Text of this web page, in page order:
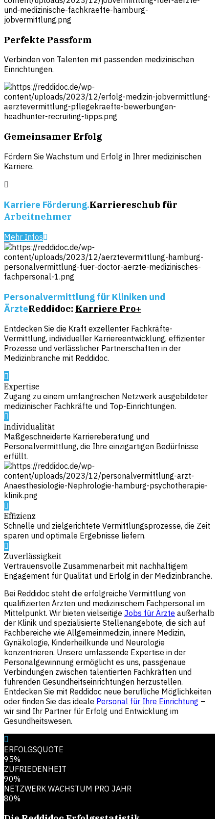
Perfekte Passform
Verbinden von Talenten mit passenden medizinischen
Einrichtungen.
Gemeinsamer Erfolg
Fördern Sie Wachstum und Erfolg in Ihrer medizinischen
Karriere.
Karriere Förderung.Karriereschub für
Arbeitnehmer
Mehr Infos
Personalvermittlung für Kliniken und
ÄrzteReddidoc: Karriere Pro+
Entdecken Sie die Kraft exzellenter Fachkräfte-
Vermittlung, individueller Karriereentwicklung, effizienter
Prozesse und verlässlicher Partnerschaften in der
Medizinbranche mit Reddidoc.
Expertise
Zugang zu einem umfangreichen Netzwerk ausgebildeter
medizinischer Fachkräfte und Top-Einrichtungen.
Individualität
Maßgeschneiderte Karriereberatung und
Personalvermittlung, die Ihre einzigartigen Bedürfnisse
erfüllt.
Effizienz
Schnelle und zielgerichtete Vermittlungsprozesse, die Zeit
sparen und optimale Ergebnisse liefern.
Zuverlässigkeit
Vertrauensvolle Zusammenarbeit mit nachhaltigem
Engagement für Qualität und Erfolg in der Medizinbranche.
Bei Reddidoc steht die erfolgreiche Vermittlung von
qualifizierten Ärzten und medizinischem Fachpersonal im
Mittelpunkt. Wir bieten vielseitige Jobs für Ärzte außerhalb
der Klinik und spezialisierte Stellenangebote, die sich auf
Fachbereiche wie Allgemeinmedizin, innere Medizin,
Gynäkologie, Kinderheilkunde und Neurologie
konzentrieren. Unsere umfassende Expertise in der
Personalgewinnung ermöglicht es uns, passgenaue
Verbindungen zwischen talentierten Fachkräften und
führenden Gesundheitseinrichtungen herzustellen.
Entdecken Sie mit Reddidoc neue berufliche Möglichkeiten
oder finden Sie das ideale Personal für Ihre Einrichtung –
wir sind Ihr Partner für Erfolg und Entwicklung im
Gesundheitswesen.
ERFOLGSQUOTE
95%
ZUFRIEDENHEIT
90%
NETZWERK WACHSTUM PRO JAHR
80%